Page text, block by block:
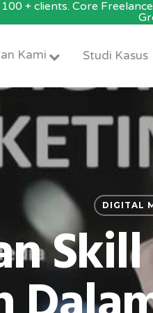
+ clients. Core
Kami Studi Kasus
DIGITAL